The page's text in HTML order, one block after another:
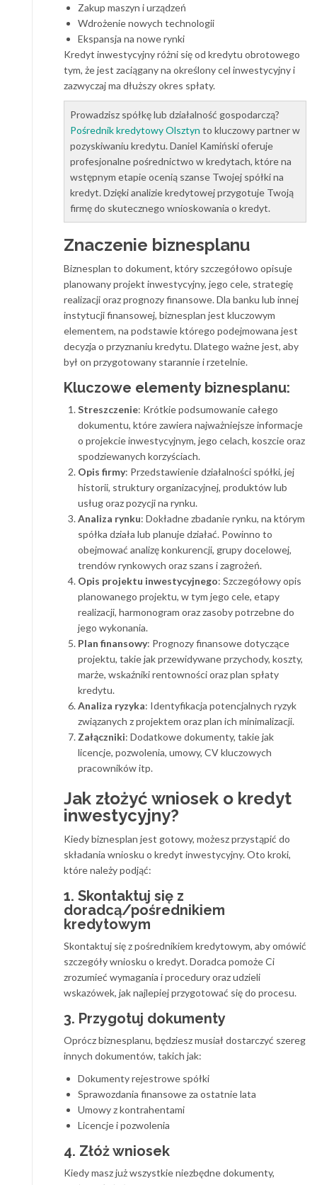
Zakup maszyn i urządzeń
Wdrożenie nowych technologii
Ekspansja na nowe rynki
Kredyt inwestycyjny różni się od kredytu obrotowego
tym, że jest zaciągany na określony cel inwestycyjny i
zazwyczaj ma dłuższy okres spłaty.
Prowadzisz spółkę lub działalność gospodarczą?
Pośrednik kredytowy Olsztyn to kluczowy partner w
pozyskiwaniu kredytu. Daniel Kamiński oferuje
profesjonalne pośrednictwo w kredytach, które na
wstępnym etapie ocenią szanse Twojej spółki na
kredyt. Dzięki analizie kredytowej przygotuje Twoją
firmę do skutecznego wnioskowania o kredyt.
Znaczenie biznesplanu
Biznesplan to dokument, który szczegółowo opisuje
planowany projekt inwestycyjny, jego cele, strategię
realizacji oraz prognozy finansowe. Dla banku lub innej
instytucji finansowej, biznesplan jest kluczowym
elementem, na podstawie którego podejmowana jest
decyzja o przyznaniu kredytu. Dlatego ważne jest, aby
był on przygotowany starannie i rzetelnie.
Kluczowe elementy biznesplanu:
Streszczenie: Krótkie podsumowanie całego
dokumentu, które zawiera najważniejsze informacje
o projekcie inwestycyjnym, jego celach, koszcie oraz
spodziewanych korzyściach.
Opis firmy: Przedstawienie działalności spółki, jej
historii, struktury organizacyjnej, produktów lub
usług oraz pozycji na rynku.
Analiza rynku: Dokładne zbadanie rynku, na którym
spółka działa lub planuje działać. Powinno to
obejmować analizę konkurencji, grupy docelowej,
trendów rynkowych oraz szans i zagrożeń.
Opis projektu inwestycyjnego: Szczegółowy opis
planowanego projektu, w tym jego cele, etapy
realizacji, harmonogram oraz zasoby potrzebne do
jego wykonania.
Plan finansowy: Prognozy finansowe dotyczące
projektu, takie jak przewidywane przychody, koszty,
marże, wskaźniki rentowności oraz plan spłaty
kredytu.
Analiza ryzyka: Identyfikacja potencjalnych ryzyk
związanych z projektem oraz plan ich minimalizacji.
Załączniki: Dodatkowe dokumenty, takie jak
licencje, pozwolenia, umowy, CV kluczowych
pracowników itp.
Jak złożyć wniosek o kredyt
inwestycyjny?
Kiedy biznesplan jest gotowy, możesz przystąpić do
składania wniosku o kredyt inwestycyjny. Oto kroki,
które należy podjąć:
1. Skontaktuj się z
doradcą/pośrednikiem
kredytowym
Skontaktuj się z pośrednikiem kredytowym, aby omówić
szczegóły wniosku o kredyt. Doradca pomoże Ci
zrozumieć wymagania i procedury oraz udzieli
wskazówek, jak najlepiej przygotować się do procesu.
3. Przygotuj dokumenty
Oprócz biznesplanu, będziesz musiał dostarczyć szereg
innych dokumentów, takich jak:
Dokumenty rejestrowe spółki
Sprawozdania finansowe za ostatnie lata
Umowy z kontrahentami
Licencje i pozwolenia
4. Złóż wniosek
Kiedy masz już wszystkie niezbędne dokumenty,